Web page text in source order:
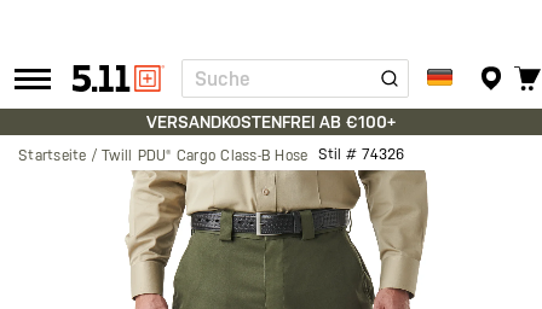
Tactical
Gear
Suche
VERSANDKOSTENFREI AB €100+
Startseite Twill PDU® Cargo Class-B Hose Stil # 74326